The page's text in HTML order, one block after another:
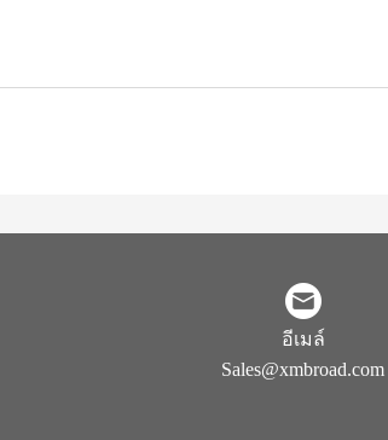
อีเมล์
Sales@xmbroad.com